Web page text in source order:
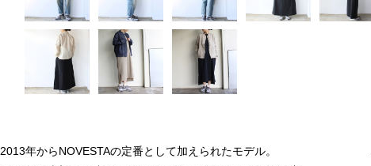
2013年からNOVESTAの定番として加えられたモデル。